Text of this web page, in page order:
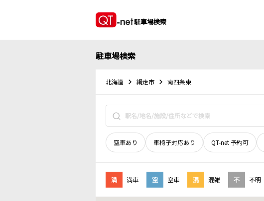
駐車場検索
駐車場検索
北海道 網走市 南四条東
空車あり 車椅子対応あり QT-net 予約可
満 満車 空 空車 混 混雑 不 不明